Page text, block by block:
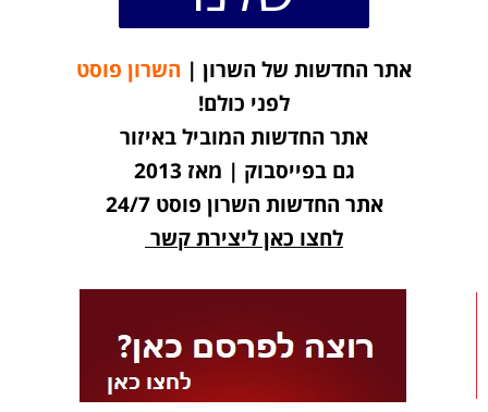
אתר החדשות של השרון | השרון פוסט
לפני כולם!
אתר החדשות המוביל באיזור
גם בפייסבוק | מאז 2013
אתר החדשות השרון פוסט 24/7
לחצו כאן ליצירת קשר